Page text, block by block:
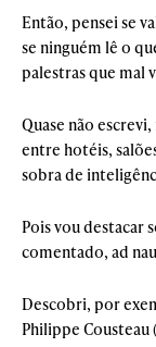
Então, pensei se
se ninguém lê o
palestras que mal
Quase não
entre hotéis,
sobra de
Pois vou destacar
comentado, ad
Descobri, por
Philippe Cousteau